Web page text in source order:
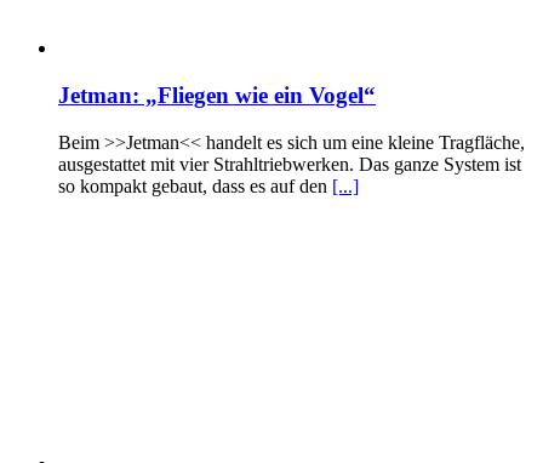
Jetman: „Fliegen wie ein Vogel“
Beim >>Jetman<< handelt es sich um eine kleine Tragfläche,
ausgestattet mit vier Strahltriebwerken. Das ganze System ist
so kompakt gebaut, dass es auf den [...]